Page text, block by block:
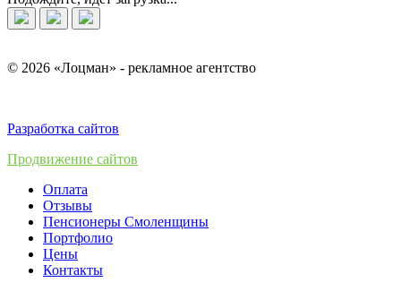
© 2026 «Лоцман» - рекламное агентство
Разработка сайтов
Продвижение сайтов
Оплата
Отзывы
Пенсионеры Смоленщины
Портфолио
Цены
Контакты